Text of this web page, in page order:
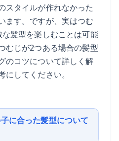
スタイルが作れなかった
ます。ですが、実はつむ
髪型を楽しむことは可能
むじが2つある場合の髪型
のコツについて詳しく解
してください。
に合った髪型について